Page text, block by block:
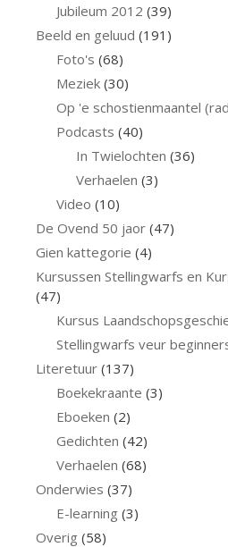
Jubileum 2012 (39)
Beeld en geluud (191)
Foto's (68)
Meziek(30)
Op 'e schostienmaantel
Podcasts (40)
In Twielochten (36)
Verhaelen (3)
Video (10)
De Ovend 50 jaor (47)
Gien kattegorie (4)
Kursussen Stellingwarfs en
(47)
Kursus
Stellingwarfs veur
Literetuur (137)
Boekekraante (3)
Eboeken (2)
Gedichten (42)
Verhaelen (68)
Onderwies (37)
E-learning (3)
Overig (58)